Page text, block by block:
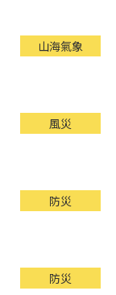
山海氣象
風災
防災
防災